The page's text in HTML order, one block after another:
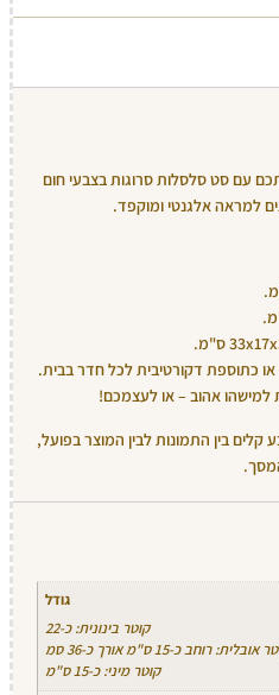
עם סט סלסלות סרוגות בצבעי חום
למראה אלגנטי ומוקפד.
או כתוספת דקורטיבית לכל חדר בבית.
אהוב – או לעצמכם!
בין התמונות לבין המוצר בפועל,
גודל
קוטר בינונית: כ-22
רוחב כ-15 ס"מ אורך כ-36 סמ
קוטר מיני: כ-15 ס"מ